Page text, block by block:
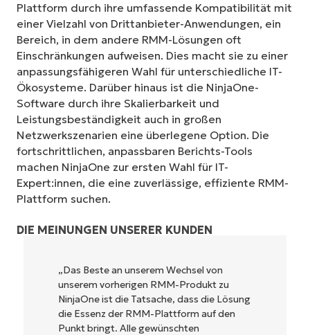
Plattform durch ihre umfassende Kompatibilität mit
einer Vielzahl von Drittanbieter-Anwendungen, ein
Bereich, in dem andere RMM-Lösungen oft
Einschränkungen aufweisen. Dies macht sie zu einer
anpassungsfähigeren Wahl für unterschiedliche IT-
Ökosysteme. Darüber hinaus ist die NinjaOne-
Software durch ihre Skalierbarkeit und
Leistungsbeständigkeit auch in großen
Netzwerkszenarien eine überlegene Option. Die
fortschrittlichen, anpassbaren Berichts-Tools
machen NinjaOne zur ersten Wahl für IT-
Expert:innen, die eine zuverlässige, effiziente RMM-
Plattform suchen.
DIE MEINUNGEN UNSERER KUNDEN
Produkt zu
dass die Lösung
auf den
NinjaOne ist unglaublich leicht zu
und kombiniert ein schnelles
leistungsstarken Funktionen im
Es muss nicht erst kompliziert
werden und verzichtet auf eine